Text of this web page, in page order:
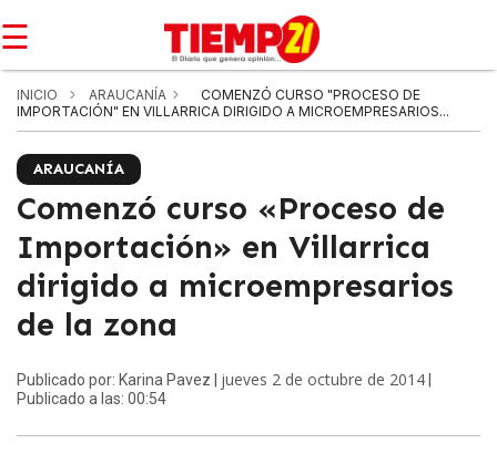
☰
INICIO ARAUCANÍA
COMENZÓ CURSO "PROCESO DE
IMPORTACIÓN" EN VILLARRICA DIRIGIDO A MICROEMPRESARIOS...
ARAUCANÍA
Comenzó curso «Proceso de
Importación» en Villarrica
dirigido a microempresarios
de la zona
Publicado por: Karina Pavez | jueves 2 de octubre de 2014
Publicado a las: 00:54